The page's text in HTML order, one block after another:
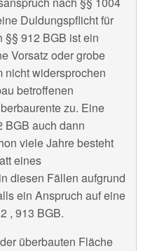
Duldungspflicht für
§§ 912 BGB ist ein
Vorsatz oder grobe
nicht widersprochen
betroffenen
zu. Eine
BGB auch dann
viele Jahre besteht
eines
diesen Fällen aufgrund
ein Anspruch auf eine
, 913 BGB.
überbauten Fläche